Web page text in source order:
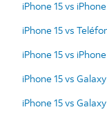
iPhone 15 vs
iPhone 15 vs
iPhone 15 vs
iPhone 15 vs
iPhone 15 vs